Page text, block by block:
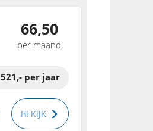
66,50
per maand
521,- per jaar
BEKIJK